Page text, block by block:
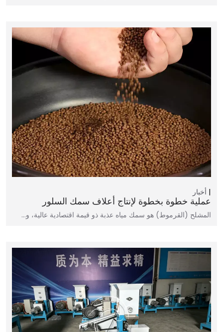
أخبار
عملية خطوة بخطوة لإنتاج أعلاف سمك السلور
المشلح (القرموط) هو سمك مياه عذبة ذو قيمة اقتصادية عالية، و…